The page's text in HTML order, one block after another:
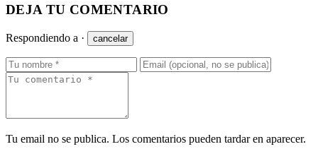
DEJA TU COMENTARIO
Respondiendo a · cancelar
Tu email no se publica. Los comentarios pueden tardar en aparecer.